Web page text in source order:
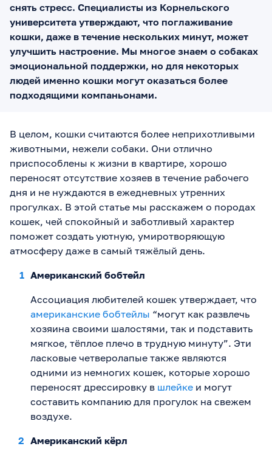
снять стресс. Специалисты из Корнельского
университета утверждают, что поглаживание
кошки, даже в течение нескольких минут, может
улучшить настроение. Мы многое знаем о собаках
эмоциональной поддержки, но для некоторых
людей именно кошки могут оказаться более
подходящими компаньонами.
В целом, кошки считаются более неприхотливыми
животными, нежели собаки. Они отлично
приспособлены к жизни в квартире, хорошо
переносят отсутствие хозяев в течение рабочего
дня и не нуждаются в ежедневных утренних
прогулках. В этой статье мы расскажем о породах
кошек, чей спокойный и заботливый характер
поможет создать уютную, умиротворяющую
атмосферу даже в самый тяжёлый день.
Американский бобтейл
Ассоциация любителей кошек утверждает, что
американские бобтейлы “могут как развлечь
хозяина своими шалостями, так и подставить
мягкое, тёплое плечо в трудную минуту”. Эти
ласковые четверолапые также являются
одними из немногих кошек, которые хорошо
переносят дрессировку в шлейке и могут
составить компанию для прогулок на свежем
воздухе.
Американский кёрл